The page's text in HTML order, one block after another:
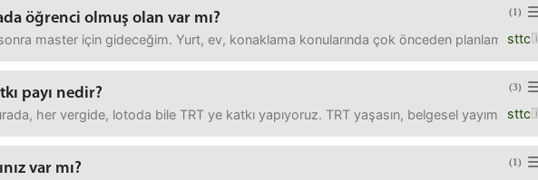
(1)
öğrenci olmuş olan var mı?
sttc
master için gideceğim. Yurt, ev, konaklama konularında çok önceden planlama
(3)
payı nedir?
sttc
her vergide, lotoda bile TRT ye katkı yapıyoruz. TRT yaşasın, belgesel
(1)
var mı?